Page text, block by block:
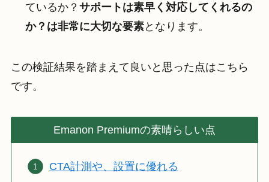
ているか？ サポートは素早く対応してくれるの
か？は非常に大切な要素となります。
この検証結果を踏まえて良いと思った点はこちら
です。
Emanon Premiumの素晴らしい点
CTA計測や、設置に優れる